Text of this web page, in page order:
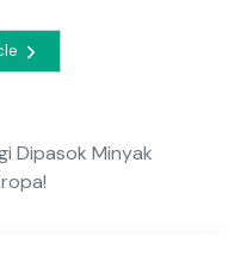
Dipasok Minyak